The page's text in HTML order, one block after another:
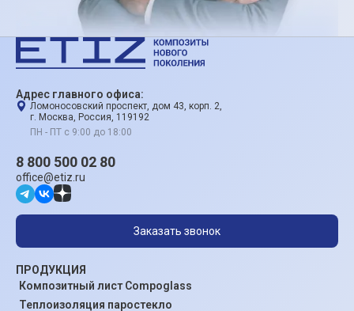
Адрес главного офиса:
Ломоносовский проспект, дом 43, корп. 2,
г. Москва, Россия, 119192
ПН - ПТ с 9:00 до 18:00
ПРОДУКЦИЯ
Композитный лист Compoglass
Теплоизоляция паростекло
8 800 500 02 80
office@etiz.ru
Заказать звонок